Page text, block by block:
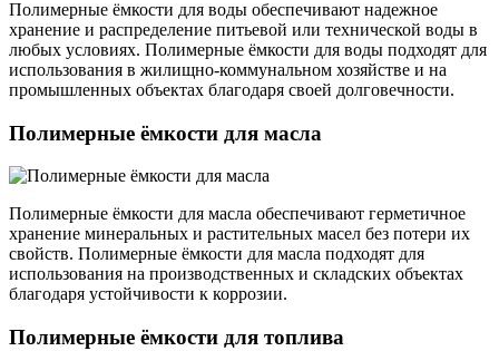
Полимерные ёмкости для воды обеспечивают надежное
хранение и распределение питьевой или технической воды в
любых условиях. Полимерные ёмкости для воды подходят для
использования в жилищно-коммунальном хозяйстве и на
промышленных объектах благодаря своей долговечности.
Полимерные ёмкости для масла
Полимерные ёмкости для масла обеспечивают герметичное
хранение минеральных и растительных масел без потери их
свойств. Полимерные ёмкости для масла подходят для
использования на производственных и складских объектах
благодаря устойчивости к коррозии.
Полимерные ёмкости для топлива